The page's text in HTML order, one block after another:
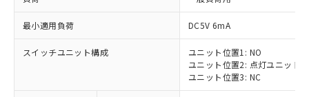
最小適用負荷 DC5V 6mA
スイッチユニット構成
ユニット位置1: NO
ユニット位置2: 点灯ユニット
ユニット位置3: NC